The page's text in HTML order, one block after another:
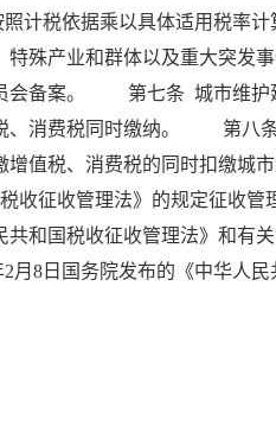
计税依据乘以具体适用税
殊产业和群体以及重大突发
会备案。 第七条 城市维护
、消费税同时缴纳。 第八
增值税、消费税的同时扣缴
税收征收管理法》的规定征
和国税收征收管理法》和有
8日国务院发布的《中华人民